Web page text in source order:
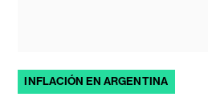
INFLACIÓN EN ARGENTINA